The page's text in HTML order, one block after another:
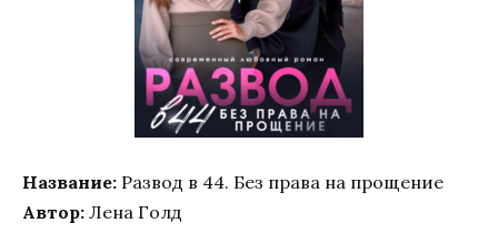
Название: Развод в 44. Без права на прощение
Автор: Лена Голд